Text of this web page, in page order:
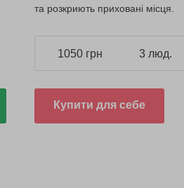
та розкриють приховані місця.
1050 грн 3 люд.
Купити для себе